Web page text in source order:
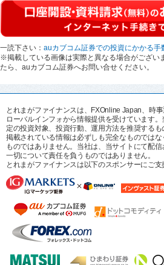
一読下さい： auカブコム証券での投資にかかる手
※掲載している画像は実際と異なる場合がござい
たら、auカブコム証券へお問い合せください。
とれまがファイナンスは、FXOnline Japan、時
ローバルインフォから情報提供を受けています
定の投資対象、投資行動、運用方法を推奨する
掲載されている情報は必ずしも完全なものでは
ものではありません。当社は、当サイトにて配
一切について責任を負うものではありません。
とれまがファイナンスは以下のスポンサーにご支